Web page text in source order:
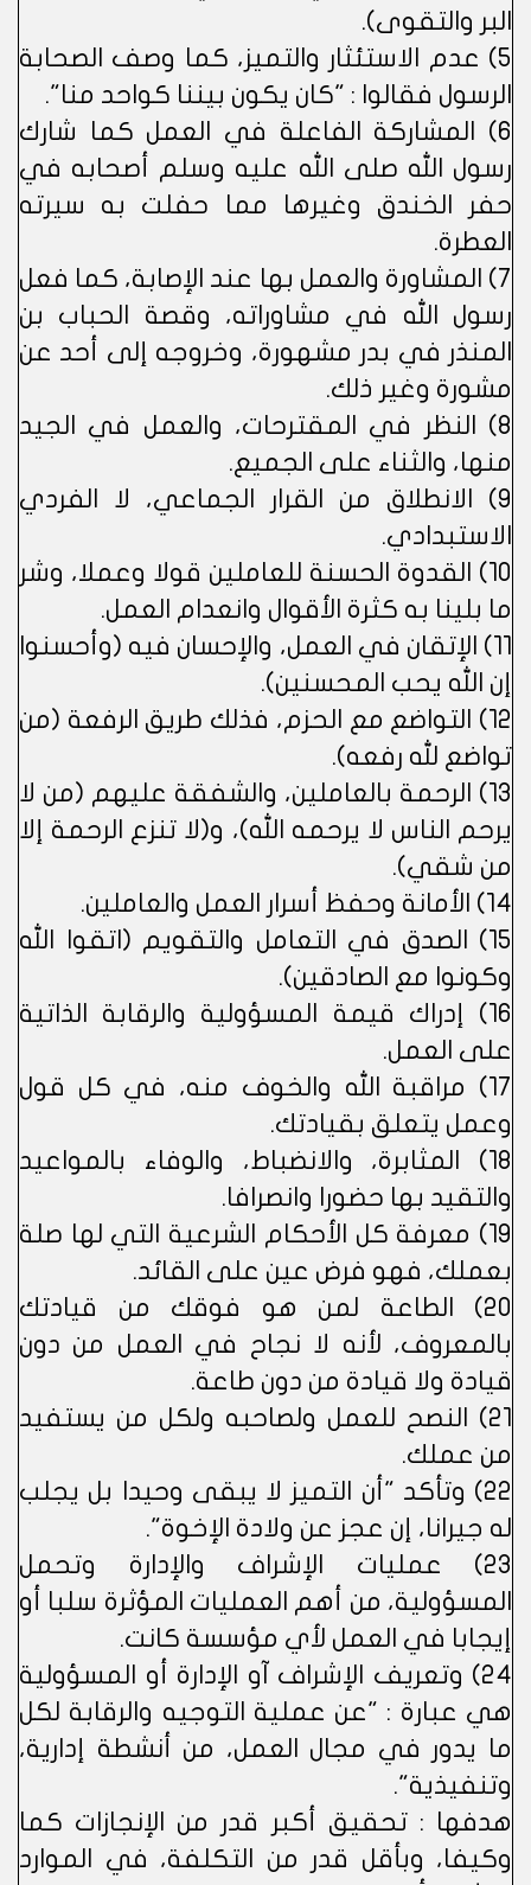
البر والتقوى).
5) عدم الاستئثار والتميز، كما وصف الصحابة
الرسول فقالوا : "كان يكون بيننا كواحد منا".
6) المشاركة الفاعلة في العمل كما شارك
رسول الله صلى الله عليه وسلم أصحابه في
حفر الخندق وغيرها مما حفلت به سيرته
العطرة.
7) المشاورة والعمل بها عند الإصابة، كما فعل
رسول الله في مشاوراته، وقصة الحباب بن
المنذر في بدر مشهورة، وخروجه إلى أحد عن
مشورة وغير ذلك.
8) النظر في المقترحات، والعمل في الجيد
منها، والثناء على الجميع.
9) الانطلاق من القرار الجماعي، لا الفردي
الاستبدادي.
10) القدوة الحسنة للعاملين قولا وعملا، وشر
ما بلينا به كثرة الأقوال وانعدام العمل.
11) الإتقان في العمل، والإحسان فيه (وأحسنوا
إن الله يحب المحسنين).
12) التواضع مع الحزم، فذلك طريق الرفعة (من
تواضع لله رفعه).
13) الرحمة بالعاملين، والشفقة عليهم (من لا
يرحم الناس لا يرحمه الله)، و(لا تنزع الرحمة إلا
من شقي).
14) الأمانة وحفظ أسرار العمل والعاملين.
15) الصدق في التعامل والتقويم (اتقوا الله
وكونوا مع الصادقين).
16) إدراك قيمة المسؤولية والرقابة الذاتية
على العمل.
17) مراقبة الله والخوف منه، في كل قول
وعمل يتعلق بقيادتك.
18) المثابرة، والانضباط، والوفاء بالمواعيد
والتقيد بها حضورا وانصرافا.
19) معرفة كل الأحكام الشرعية التي لها صلة
بعملك، فهو فرض عين على القائد.
20) الطاعة لمن هو فوقك من قيادتك
بالمعروف، لأنه لا نجاح في العمل من دون
قيادة ولا قيادة من دون طاعة.
21) النصح للعمل ولصاحبه ولكل من يستفيد
من عملك.
22) وتأكد "أن التميز لا يبقى وحيدا بل يجلب
له جيرانا، إن عجز عن ولادة الإخوة".
23) عمليات الإشراف والإدارة وتحمل
المسؤولية، من أهم العمليات المؤثرة سلبا أو
إيجابا في العمل لأي مؤسسة كانت.
24) وتعريف الإشراف آو الإدارة أو المسؤولية
هي عبارة : "عن عملية التوجيه والرقابة لكل
ما يدور في مجال العمل، من أنشطة إدارية،
وتنفيذية".
هدفها : تحقيق أكبر قدر من الإنجازات كما
وكيفا، وبأقل قدر من التكلفة، في الموارد